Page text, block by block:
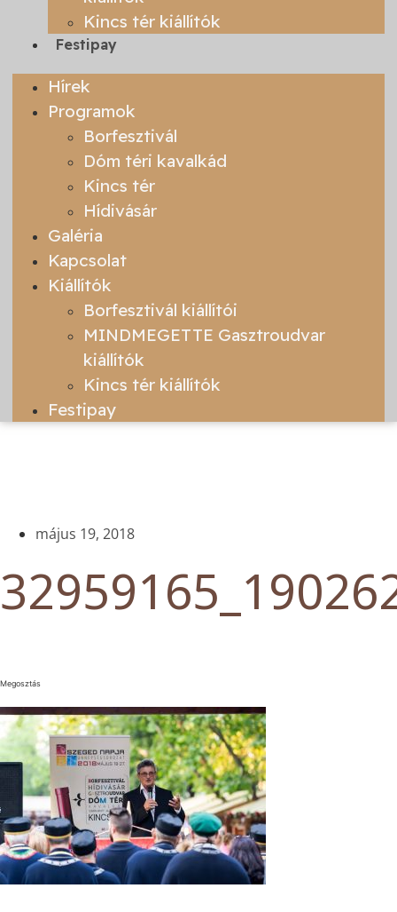
Kincs tér kiállítók
Festipay
Hírek
Programok
Borfesztivál
Dóm téri kavalkád
Kincs tér
Hídivásár
Galéria
Kapcsolat
Kiállítók
Borfesztivál kiállítói
MINDMEGETTE Gasztroudvar
kiállítók
Kincs tér kiállítók
Festipay
május 19, 2018
Megosztás